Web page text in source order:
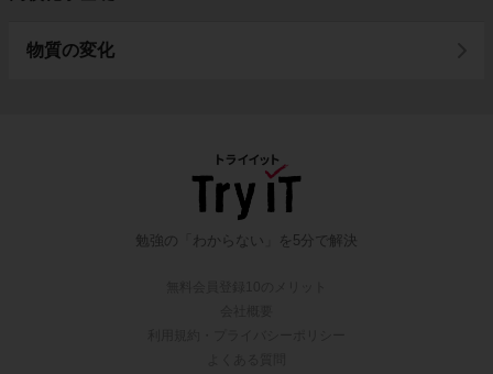
物質の変化
勉強の「わからない」を5分で解決